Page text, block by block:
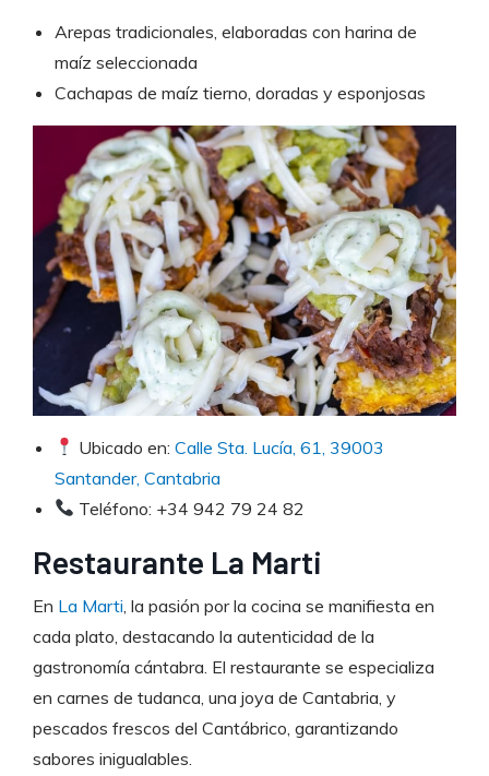
Arepas tradicionales, elaboradas con harina de
maíz seleccionada
Cachapas de maíz tierno, doradas y esponjosas
Ubicado en:Calle Sta. Lucía, 61, 39003
Santander, Cantabria
Teléfono: +34 942 79 24 82
Restaurante La Marti
En La Marti , la pasión por la cocina se manifiesta en
cada plato, destacando la autenticidad de la
gastronomía cántabra. El restaurante se especializa
en carnes de tudanca, una joya de Cantabria, y
pescados frescos del Cantábrico, garantizando
sabores inigualables.